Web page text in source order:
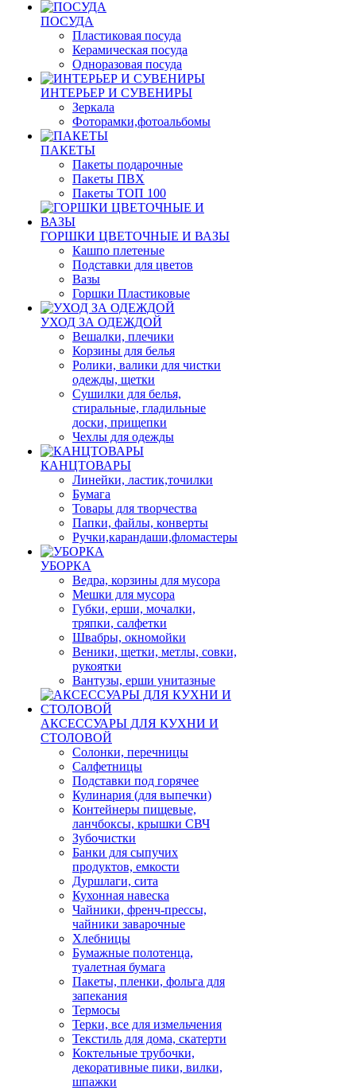
ПОСУДА
Пластиковая посуда
Керамическая посуда
Одноразовая посуда
ИНТЕРЬЕР И СУВЕНИРЫ
Зеркала
Фоторамки,фотоальбомы
ПАКЕТЫ
Пакеты подарочные
Пакеты ПВХ
Пакеты ТОП 100
ГОРШКИ ЦВЕТОЧНЫЕ И ВАЗЫ
Кашпо плетеные
Подставки для цветов
Вазы
Горшки Пластиковые
УХОД ЗА ОДЕЖДОЙ
Вешалки, плечики
Корзины для белья
Ролики, валики для чистки
одежды, щетки
Сушилки для белья,
стиральные, гладильные
доски, прищепки
Чехлы для одежды
КАНЦТОВАРЫ
Линейки, ластик,точилки
Бумага
Товары для творчества
Папки, файлы, конверты
Ручки,карандаши,фломастеры
УБОРКА
Ведра, корзины для мусора
Мешки для мусора
Губки, ерши, мочалки,
тряпки, салфетки
Швабры, окномойки
Веники, щетки, метлы, совки,
рукоятки
Вантузы, ерши унитазные
АКСЕССУАРЫ ДЛЯ КУХНИ И
СТОЛОВОЙ
Солонки, перечницы
Салфетницы
Подставки под горячее
Кулинария (для выпечки)
Контейнеры пищевые,
ланчбоксы, крышки СВЧ
Зубочистки
Банки для сыпучих
продуктов, емкости
Дуршлаги, сита
Кухонная навеска
Чайники, френч-прессы,
чайники заварочные
Хлебницы
Бумажные полотенца,
туалетная бумага
Пакеты, пленки, фольга для
запекания
Термосы
Терки, все для измельчения
Текстиль для дома, скатерти
Коктельные трубочки,
декоративные пики, вилки,
шпажки